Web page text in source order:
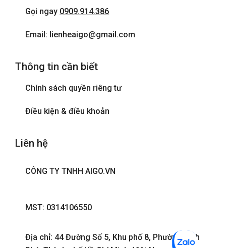
Gọi ngay 0909.914.386
Email: lienheaigo@gmail.com
Thông tin cần biết
Chính sách quyền riêng tư
Điều kiện & điều khoản
Liên hệ
CÔNG TY TNHH AIGO.VN
MST: 0314106550
Địa chỉ: 44 Đường Số 5, Khu phố 8, Phường Bình